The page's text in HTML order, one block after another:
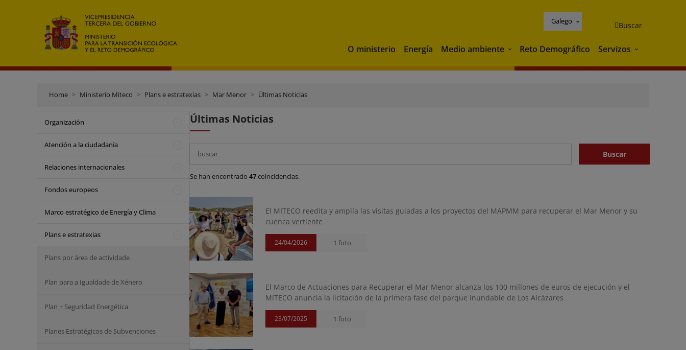
Galego Buscar
O ministerio Energía Medio ambiente Medio ambiente
Reto Demográfico Servizos Servizos
Home Ministerio Miteco Plans e estratexias Mar Menor Últimas Noticias
Organización
Atención a la ciudadanía
Relaciones internacionales
Fondos europeos
Marco estratégico de Energía y Clima
Plans e estratexias
Plans por área de actividade
Plan para a Igualdade de Xénero
Plan + Seguridad Energética
Planes Estratégicos de Subvenciones
Últimas Noticias
Buscar
Se han encontrado 47coincidencias.
El MITECO reedita y amplía las visitas guiadas a los proyectos del MAPMM para recuperar el Mar Menor y su
cuenca vertiente
24/04/2026 1 foto
El Marco de Actuaciones para Recuperar el Mar Menor alcanza los 100 millones de euros de ejecución y el
MITECO anuncia la licitación de la primera fase del parque inundable de Los Alcázares
23/07/2025 1 foto